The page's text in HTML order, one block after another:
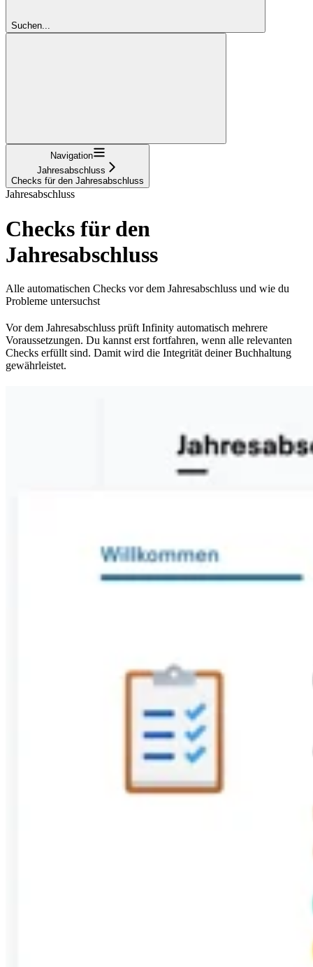
Suchen...
Navigation
Jahresabschluss
Checks für den Jahresabschluss
Jahresabschluss
Checks für den
Jahresabschluss
Alle automatischen Checks vor dem Jahresabschluss und wie du
Probleme untersuchst
Vor dem Jahresabschluss prüft Infinity automatisch mehrere
Voraussetzungen. Du kannst erst fortfahren, wenn alle relevanten
Checks erfüllt sind. Damit wird die Integrität deiner Buchhaltung
gewährleistet.